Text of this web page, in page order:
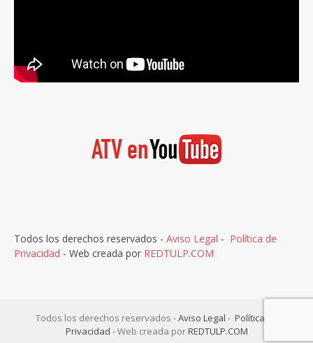
Todos los derechos reservados - Aviso Legal - Política de
Privacidad - Web creada por REDTULP.COM
Todos los derechos reservados -Aviso Legal - Política de
Privacidad - Web creada porREDTULP.COM